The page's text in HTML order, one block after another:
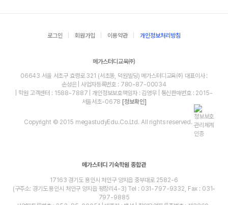
로그인 회원가입 이용약관 개인정보처리방침
메가스터디교육㈜
06643 서울 서초구 효령로 321 (서초동, 덕원빌딩) 메가스터디교육㈜ 대표이사 :
손성은 | 사업자등록번호 : 780-87-00034
| 학원 고객센터 : 1588-7887 | 개인정보보호책임자 : 김영무 | 통신판매번호 : 2015-
서울서초-0678 [정보확인]
Copyright © 2015 megastudyEdu.Co.Ltd. All rights reserved.
메가스터디 기숙학원 종합관
17163 경기도 용인시 처인구 양지읍 중부대로 2582-6
(구주소: 경기도 용인시 처인구 양지읍 평창리4-3) Tel : 031-797-9332, Fax : 031-
797-9885